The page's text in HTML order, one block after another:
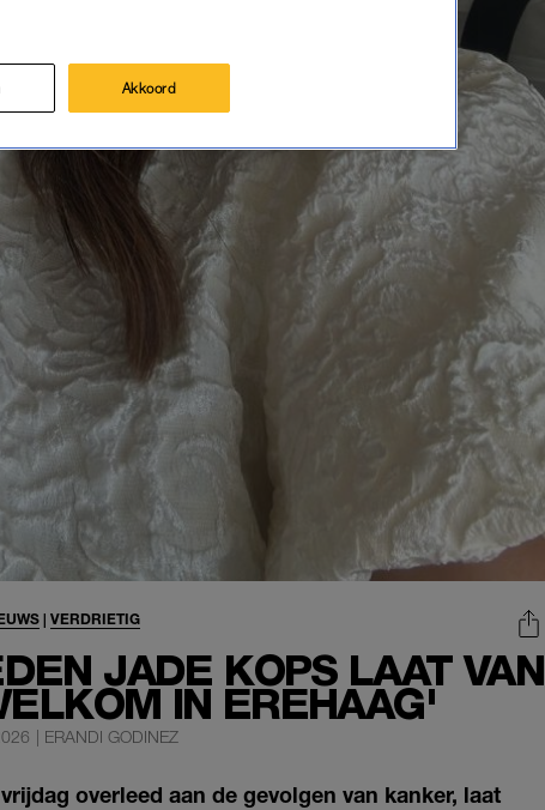
JADE KOPS LAAT VAN
IN EREHAAG'
| VERDRIETIG
| ERANDI GODINEZ
overleed aan de gevolgen van kanker, laat
Akkoord